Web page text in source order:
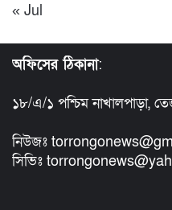
« Jul
অফিসের ঠিকানা:
১৮/এ/১ পশ্চিম নাখালপাড়া,
নিউজঃ
সিভিঃ